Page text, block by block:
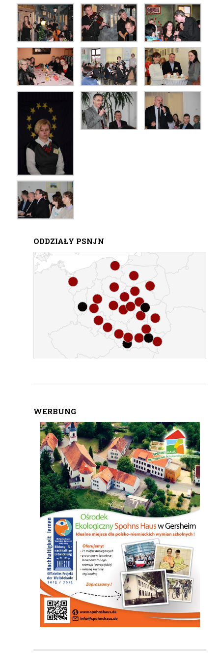
ODDZIAŁY PSNJN
WERBUNG